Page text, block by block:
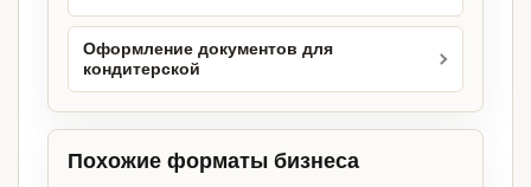
Оформление документов для
кондитерской
Похожие форматы бизнеса